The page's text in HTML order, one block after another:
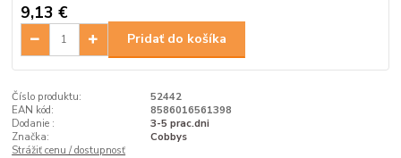
9,13 €
Pridať do košíka
Číslo produktu:
52442
EAN kód:
8586016561398
Dodanie :
3-5 prac.dni
Značka:
Cobbys
Strážiť cenu / dostupnosť